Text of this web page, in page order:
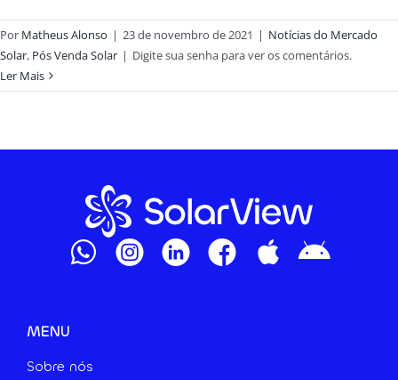
Por Matheus Alonso | 23 de novembro de 2021 | Notícias do Mercado
Solar, Pós Venda Solar | Digite sua senha para ver os comentários.
Ler Mais
MENU
Sobre nós